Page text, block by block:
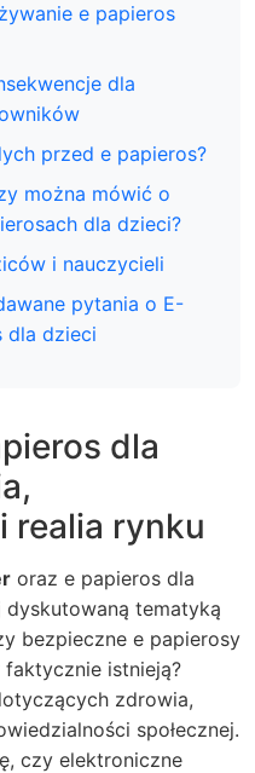
e papieros
dla
przed e papieros?
można mówić o
dla dzieci?
i nauczycieli
pytania o E-
dla dzieci
dla
realia rynku
oraz e papieros dla
tematyką
bezpieczne e papierosy
istnieją?
zdrowia,
społecznej.
czy elektroniczne